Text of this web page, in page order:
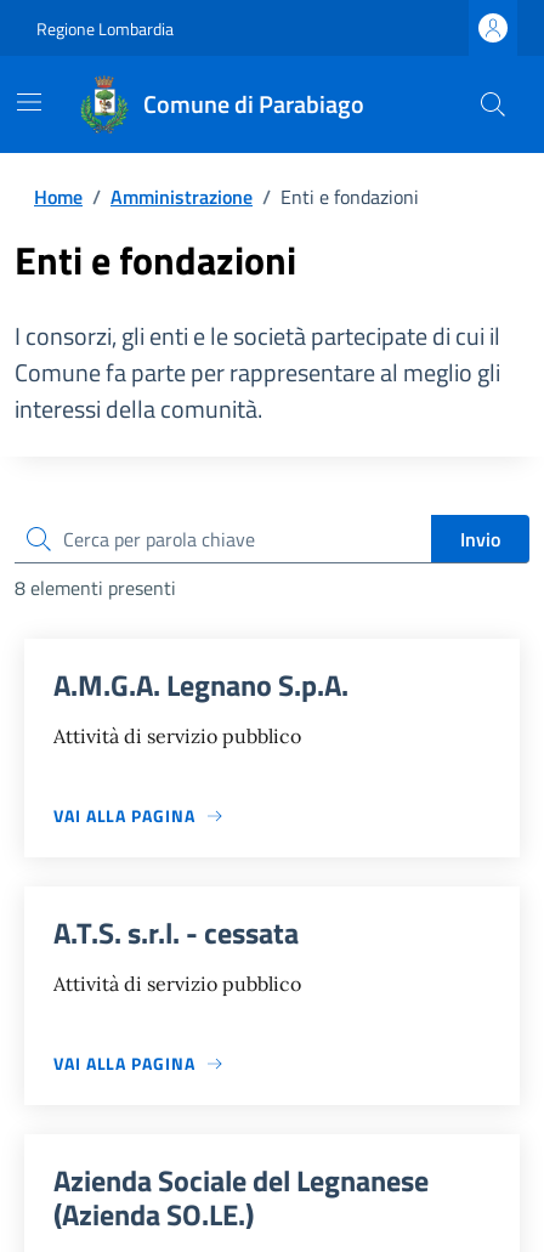
Regione Lombardia
Comune di Parabiago
Home / Amministrazione / Enti e fondazioni
Enti e fondazioni
I consorzi, gli enti e le società partecipate di cui il
Comune fa parte per rappresentare al meglio gli
interessi della comunità.
cerca
Invio
8 elementi presenti
A.M.G.A. Legnano S.p.A.
Attività di servizio pubblico
VAI ALLA PAGINA
A.T.S. s.r.l. - cessata
Attività di servizio pubblico
VAI ALLA PAGINA
Azienda Sociale del Legnanese
(Azienda SO.LE.)